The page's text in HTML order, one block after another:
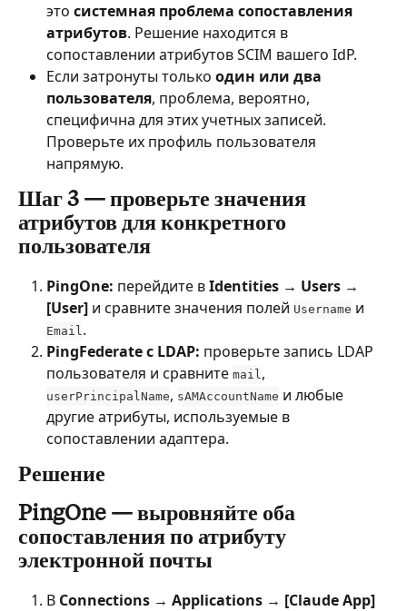
это системная проблема сопоставления
атрибутов. Решение находится в
сопоставлении атрибутов SCIM вашего IdP.
Если затронуты только один или два
пользователя, проблема, вероятно,
специфична для этих учетных записей.
Проверьте их профиль пользователя
напрямую.
Шаг 3 — проверьте значения
атрибутов для конкретного
пользователя
PingOne: перейдите в Identities → Users →
[User] и сравните значения полей Username и
Email.
PingFederate с LDAP: проверьте запись LDAP
пользователя и сравните mail,
userPrincipalName, sAMAccountName и любые
другие атрибуты, используемые в
сопоставлении адаптера.
Решение
PingOne — выровняйте оба
сопоставления по атрибуту
электронной почты
В Connections → Applications → [Claude App]